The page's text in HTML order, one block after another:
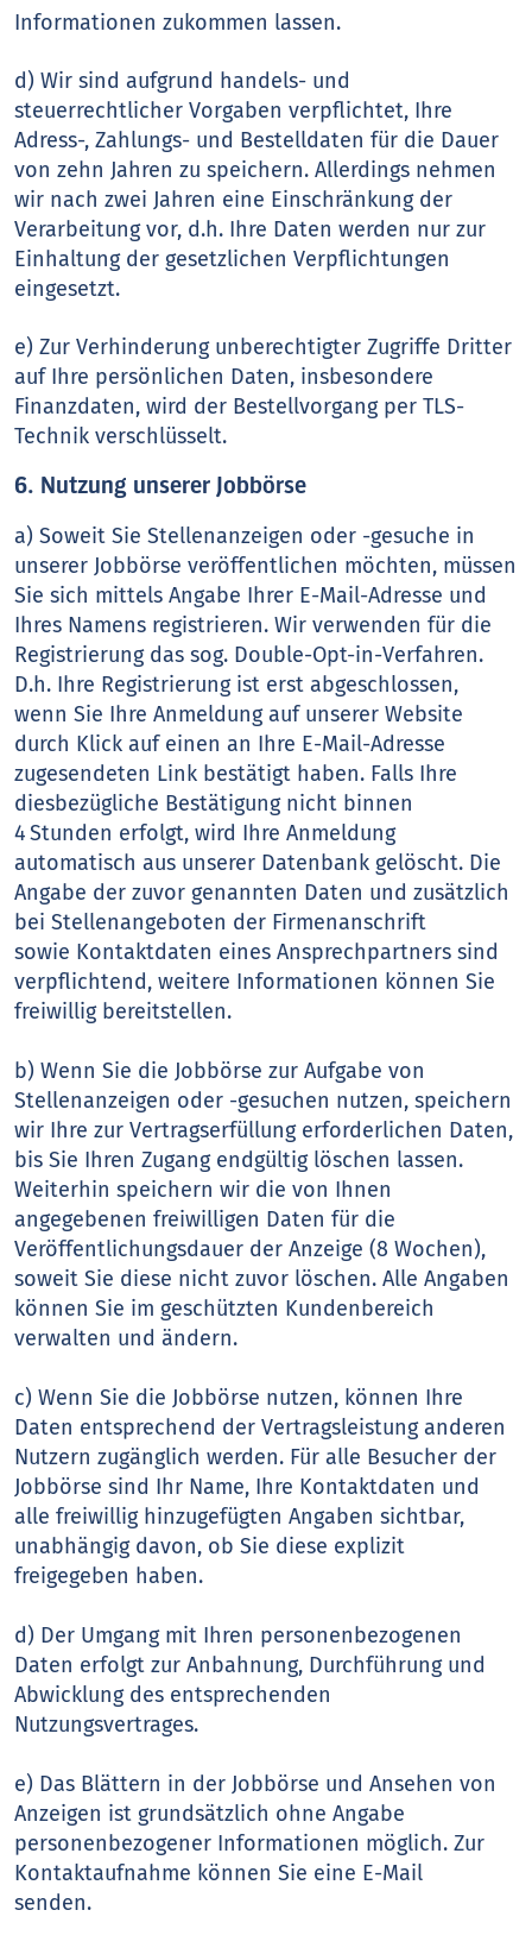
Informationen zukommen lassen.
d) Wir sind aufgrund handels- und
steuerrechtlicher Vorgaben verpflichtet, Ihre
Adress-, Zahlungs- und Bestelldaten für die Dauer
von zehn Jahren zu speichern. Allerdings nehmen
wir nach zwei Jahren eine Einschränkung der
Verarbeitung vor, d.h. Ihre Daten werden nur zur
Einhaltung der gesetzlichen Verpflichtungen
eingesetzt.
e) Zur Verhinderung unberechtigter Zugriffe Dritter
auf Ihre persönlichen Daten, insbesondere
Finanzdaten, wird der Bestellvorgang per TLS-
Technik verschlüsselt.
6. Nutzung unserer Jobbörse
a) Soweit Sie Stellenanzeigen oder -gesuche in
unserer Jobbörse veröffentlichen möchten, müssen
Sie sich mittels Angabe Ihrer E-Mail-Adresse und
Ihres Namens registrieren. Wir verwenden für die
Registrierung das sog. Double-Opt-in-Verfahren.
D.h. Ihre Registrierung ist erst abgeschlossen,
wenn Sie Ihre Anmeldung auf unserer Website
durch Klick auf einen an Ihre E-Mail-Adresse
zugesendeten Link bestätigt haben. Falls Ihre
diesbezügliche Bestätigung nicht binnen
4 Stunden erfolgt, wird Ihre Anmeldung
automatisch aus unserer Datenbank gelöscht. Die
Angabe der zuvor genannten Daten und zusätzlich
bei Stellenangeboten der Firmenanschrift
sowie Kontaktdaten eines Ansprechpartners sind
verpflichtend, weitere Informationen können Sie
freiwillig bereitstellen.
b) Wenn Sie die Jobbörse zur Aufgabe von
Stellenanzeigen oder -gesuchen nutzen, speichern
wir Ihre zur Vertragserfüllung erforderlichen Daten,
bis Sie Ihren Zugang endgültig löschen lassen.
Weiterhin speichern wir die von Ihnen
angegebenen freiwilligen Daten für die
Veröffentlichungsdauer der Anzeige (8 Wochen),
soweit Sie diese nicht zuvor löschen. Alle Angaben
können Sie im geschützten Kundenbereich
verwalten und ändern.
c) Wenn Sie die Jobbörse nutzen, können Ihre
Daten entsprechend der Vertragsleistung anderen
Nutzern zugänglich werden. Für alle Besucher der
Jobbörse sind Ihr Name, Ihre Kontaktdaten und
alle freiwillig hinzugefügten Angaben sichtbar,
unabhängig davon, ob Sie diese explizit
freigegeben haben.
d) Der Umgang mit Ihren personenbezogenen
Daten erfolgt zur Anbahnung, Durchführung und
Abwicklung des entsprechenden
Nutzungsvertrages.
e) Das Blättern in der Jobbörse und Ansehen von
Anzeigen ist grundsätzlich ohne Angabe
personenbezogener Informationen möglich. Zur
Kontaktaufnahme können Sie eine E-Mail
senden.